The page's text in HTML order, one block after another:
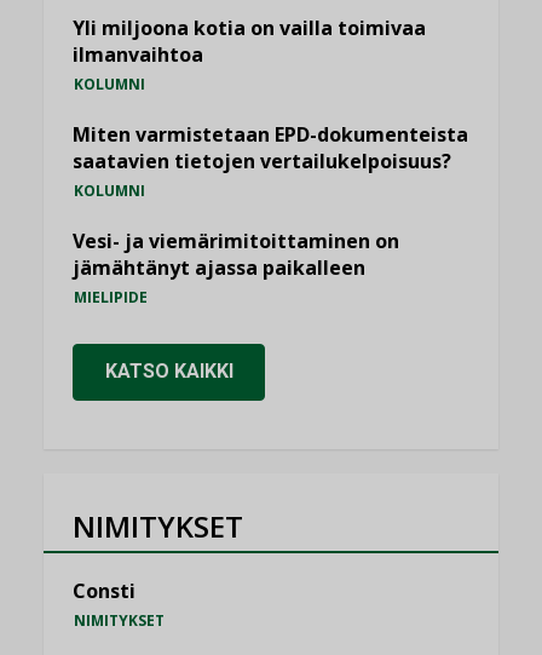
Yli miljoona kotia on vailla toimivaa
ilmanvaihtoa
KOLUMNI
Miten varmistetaan EPD-dokumenteista
saatavien tietojen vertailukelpoisuus?
KOLUMNI
Vesi- ja viemärimitoittaminen on
jämähtänyt ajassa paikalleen
MIELIPIDE
KATSO KAIKKI
NIMITYKSET
Consti
NIMITYKSET